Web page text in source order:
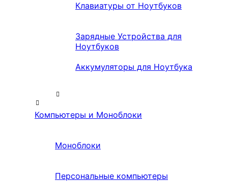
Клавиатуры от Ноутбуков
Зарядные Устройства для
Ноутбуков
Аккумуляторы для Ноутбука
Компьютеры и Моноблоки
Моноблоки
Персональные компьютеры